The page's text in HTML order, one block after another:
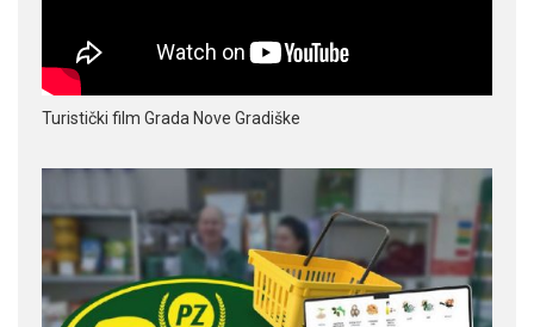
Turistički film Grada Nove Gradiške